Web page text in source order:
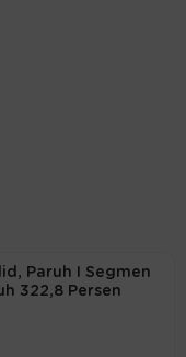
Paruh I Segmen
322,8 Persen